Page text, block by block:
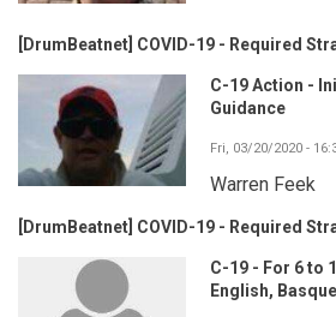
[DrumBeatnet] COVID-19 - Required
C-19 Action -
Guidance
Fri, 03/20/2020 -
Warren Feek
[DrumBeatnet] COVID-19 - Required
C-19 - For 6 to
English,